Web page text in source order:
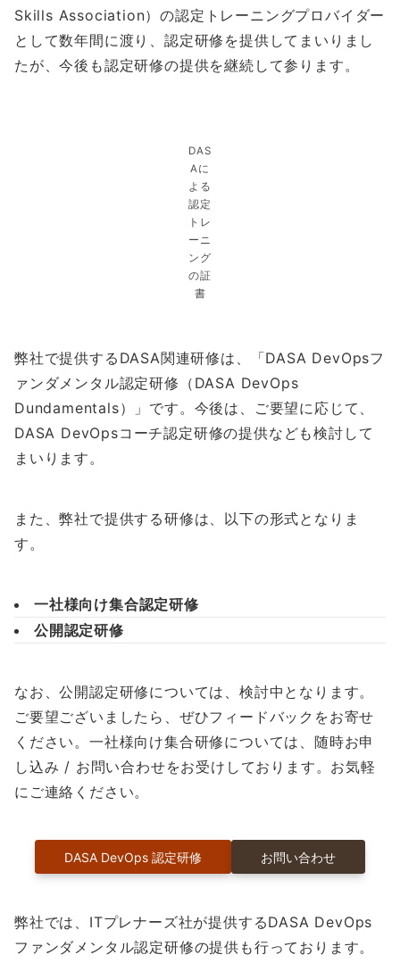
Skills Association）の認定トレーニングプロバイダー
として数年間に渡り、認定研修を提供してまいりまし
たが、今後も認定研修の提供を継続して参ります。
DAS
Aに
よる
認定
トレ
ーニ
ング
の証
書
弊社で提供するDASA関連研修は、「DASA DevOpsフ
ァンダメンタル認定研修（DASA DevOps
Dundamentals）」です。今後は、ご要望に応じて、
DASA DevOpsコーチ認定研修の提供なども検討して
まいります。
また、弊社で提供する研修は、以下の形式となりま
す。
一社様向け集合認定研修
公開認定研修
なお、公開認定研修については、検討中となります。
ご要望ございましたら、ぜひフィードバックをお寄せ
ください。一社様向け集合研修については、随時お申
し込み / お問い合わせをお受けしております。お気軽
にご連絡ください。
DASA DevOps 認定研修 お問い合わせ
弊社では、ITプレナーズ社が提供するDASA DevOps
ファンダメンタル認定研修の提供も行っております。